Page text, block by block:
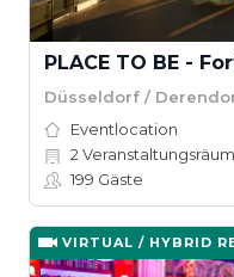
PLACE TO BE -
Düsseldorf /
Eventlocation
2
199 Gäste
VIRTUAL / HYBRID